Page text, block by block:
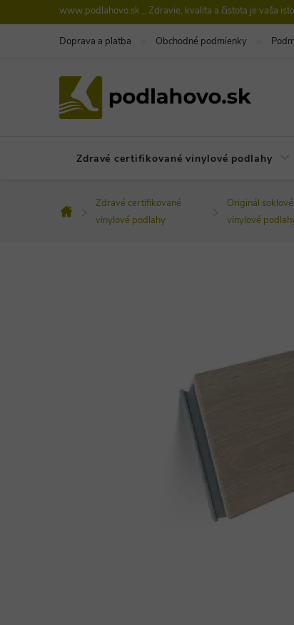
na
www.podlahovo.sk ,, Zdravie, kvalita a čistota je vaša
Doprava a platba Obchodné podmienky
Zdravé certifikované vinylové podlahy
Domov
Zdravé certifikované
vinylové podlahy
Originál
vinylové